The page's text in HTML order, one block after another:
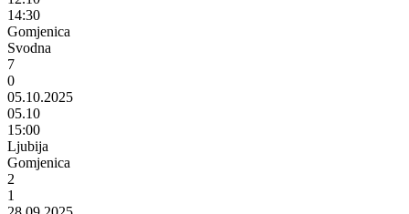
14:30
Gomjenica
Svodna
7
0
05.10.2025
05.10
15:00
Ljubija
Gomjenica
2
1